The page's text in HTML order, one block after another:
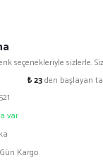
seçenekleriyle sizlerle.
₺ 23den başlayan
var
Kargo